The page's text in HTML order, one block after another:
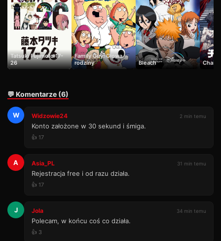
Tatsuki Fujimoto 17-
26
Family Guy: Głowa
rodziny
Bleach
💬 Komentarze (6)
W Widzowie24 2 min temu
Konto założone w 30 sekund i śmiga.
👍 17
A Asia_PL 31 min temu
Rejestracja free i od razu działa.
👍 17
J Jola 34 min temu
Polecam, w końcu coś co działa.
👍 3